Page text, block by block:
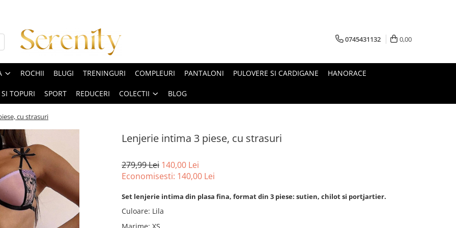
0745431132 0,00
ROCHII BLUGI TRENINGURI COMPLEURI PANTALONI PULOVERE SI CARDIGANE HANORACE
TOPURI SPORT REDUCERI COLECTII BLOG
cu strasuri
Lenjerie intima 3 piese, cu strasuri
279,99 Lei 140,00 Lei
Economisesti: 140,00 Lei
Set lenjerie intima din plasa fina, format din 3 piese: sutien, chilot si portjartier.
Culoare: Lila